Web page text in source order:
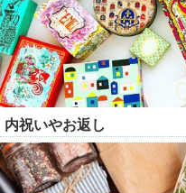
内祝いやお返し